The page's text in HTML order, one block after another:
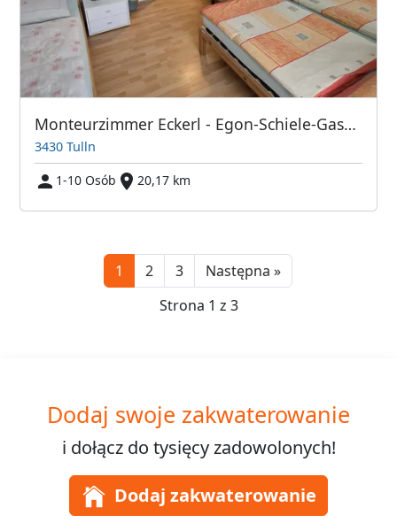
Monteurzimmer Eckerl - Egon-Schiele-Gasse 4
3430 Tulln
1-10 Osób
20,17 km
1 2 3 Następna »Next
Strona 1 z 3
Dodaj swoje zakwaterowanie
i dołącz do tysięcyzadowolonych!
Dodaj zakwaterowanie